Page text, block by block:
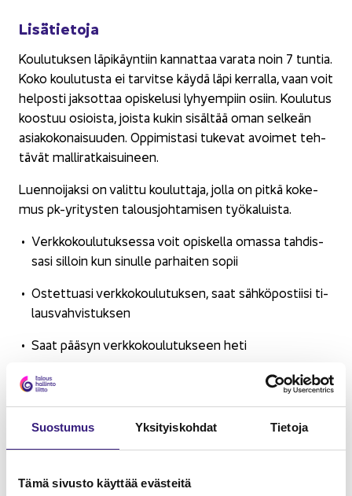
Suos­tu­mus Yk­si­tyis­koh­dat Tie­to­ja
Tämä si­vus­to käyt­tää eväs­tei­tä
Li­sä­tie­to­ja
Kou­lu­tuk­sen lä­pi­käyn­tiin kan­nat­taa va­ra­ta noin 7 tun­tia.
Koko kou­lu­tus­ta ei tar­vit­se käydä läpi ker­ral­la, vaan voit
hel­pos­ti jak­sot­taa opis­ke­lusi ly­hyem­piin osiin. Kou­lu­tus
koos­tuu osiois­ta, jois­ta kukin si­säl­tää oman sel­keän
asia­ko­ko­nai­suu­den. Op­pi­mis­ta­si tu­ke­vat avoi­met teh­
tä­vät mal­li­rat­kai­sui­neen.
Luen­noi­jak­si on va­lit­tu kou­lut­ta­ja, jolla on pitkä ko­ke­
mus pk-​yritysten ta­lous­joh­ta­mi­sen työ­ka­luis­ta.
Verk­ko­kou­lu­tuk­ses­sa voit opis­kel­la omas­sa tah­dis­
sa­si sil­loin kun si­nul­le par­hai­ten sopii
Os­tet­tua­si verk­ko­kou­lu­tuk­sen, saat säh­kö­pos­tii­si ti­
laus­vah­vis­tuk­sen
Saat pää­syn verk­ko­kou­lu­tuk­seen heti
Löy­dät os­ta­ma­si verk­ko­kou­lu­tuk­set OmaTAL-​
sivuiltasi:
https://ta­lous­hal­lin­to­liit­to.fi/oma-​
Voit kat­soa vi­deot ja tehdä teh­tä­vät usei­ta ker­to­ja